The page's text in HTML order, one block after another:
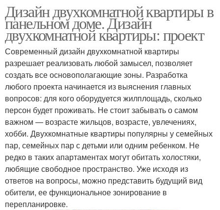
Дизайн двухкомнатной квартиры в
панельном доме. Дизайн
двухкомнатной квартиры: проект
Современный дизайн двухкомнатной квартиры
разрешает реализовать любой замысел, позволяет
создать все основополагающие зоны. Разработка
любого проекта начинается из выяснения главных
вопросов: для кого оборудуется жилплощадь, сколько
персон будет проживать. Не стоит забывать о самом
важном — возрасте жильцов, возрасте, увлечениях,
хобби. Двухкомнатные квартиры популярны у семейных
пар, семейных пар с детьми или одним ребенком. Не
редко в таких апартаментах могут обитать холостяки,
любящие свободное пространство. Уже исходя из
ответов на вопросы, можно представить будущий вид
обители, ее функциональное зонирование в
перепланировке.